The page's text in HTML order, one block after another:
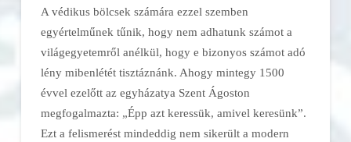
A védikus bölcsek számára ezzel szemben
egyértelműnek tűnik, hogy nem adhatunk számot a
világegyetemről anélkül, hogy e bizonyos számot adó
lény mibenlétét tisztáznánk. Ahogy mintegy 1500
évvel ezelőtt az egyházatya Szent Ágoston
megfogalmazta: „Épp azt keressük, amivel keresünk”.
Ezt a felismerést mindeddig nem sikerült a modern